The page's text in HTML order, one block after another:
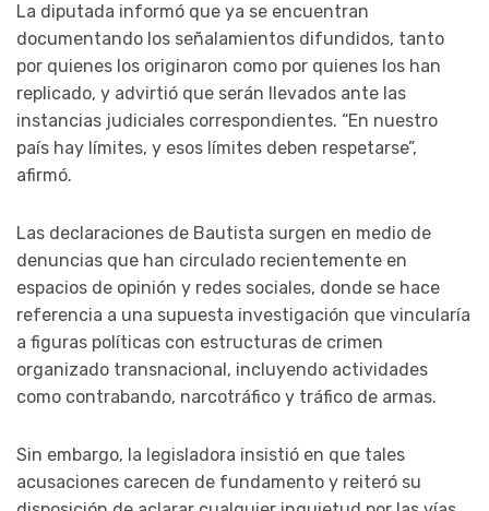
La diputada informó que ya se encuentran
documentando los señalamientos difundidos, tanto
por quienes los originaron como por quienes los han
replicado, y advirtió que serán llevados ante las
instancias judiciales correspondientes. “En nuestro
país hay límites, y esos límites deben respetarse”,
afirmó.
Las declaraciones de Bautista surgen en medio de
denuncias que han circulado recientemente en
espacios de opinión y redes sociales, donde se hace
referencia a una supuesta investigación que vincularía
a figuras políticas con estructuras de crimen
organizado transnacional, incluyendo actividades
como contrabando, narcotráfico y tráfico de armas.
Sin embargo, la legisladora insistió en que tales
acusaciones carecen de fundamento y reiteró su